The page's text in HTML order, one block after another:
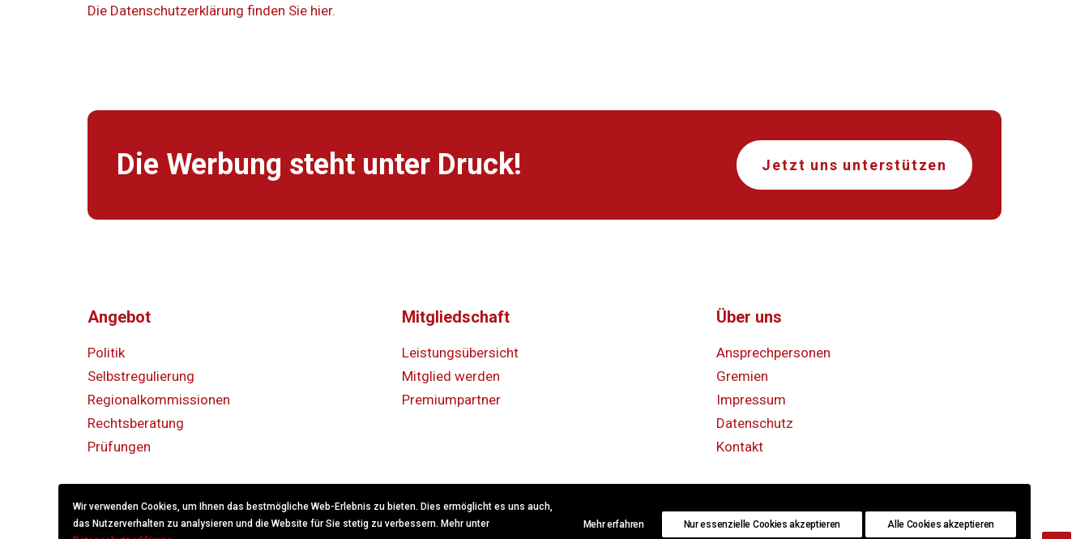
Die Datenschutzerklärung finden Sie hier.
Die Werbung steht unter Druck! Jetzt uns unterstützen
Angebot
Politik
Selbstregulierung
Regionalkommissionen
Rechtsberatung
Prüfungen
Mitgliedschaft
Leistungsübersicht
Mitglied werden
Premiumpartner
Über uns
Ansprechpersonen
Gremien
Impressum
Datenschutz
Kontakt
Wir verwenden Cookies, um Ihnen das bestmögliche Web-Erlebnis zu bieten. Dies ermöglicht es uns auch,
das Nutzerverhalten zu analysieren und die Website für Sie stetig zu verbessern. Mehr unter
Mehr erfahren Nur essenzielle Cookies akzeptieren Alle Cookies akzeptieren